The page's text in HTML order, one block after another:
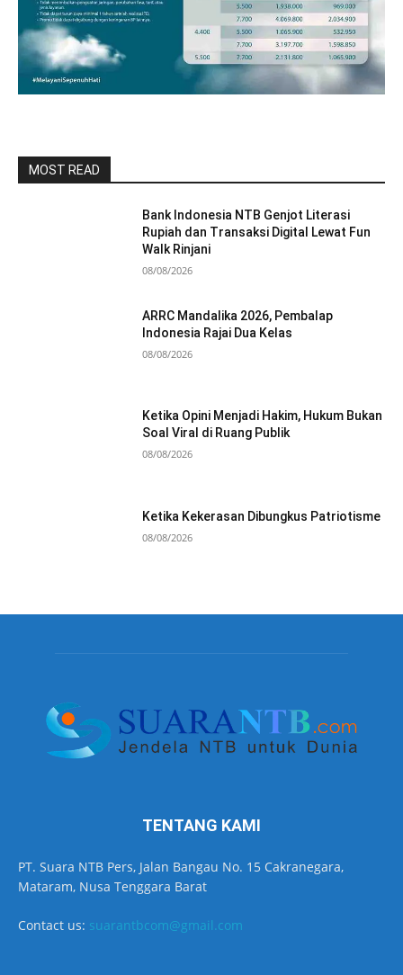
MOST READ
Bank Indonesia NTB Genjot Literasi
Rupiah dan Transaksi Digital Lewat Fun
Walk Rinjani
08/08/2026
ARRC Mandalika 2026, Pembalap
Indonesia Rajai Dua Kelas
08/08/2026
Ketika Opini Menjadi Hakim, Hukum Bukan
Soal Viral di Ruang Publik
08/08/2026
Ketika Kekerasan Dibungkus Patriotisme
08/08/2026
TENTANG KAMI
PT. Suara NTB Pers, Jalan Bangau No. 15 Cakranegara,
Mataram, Nusa Tenggara Barat
Contact us: suarantbcom@gmail.com